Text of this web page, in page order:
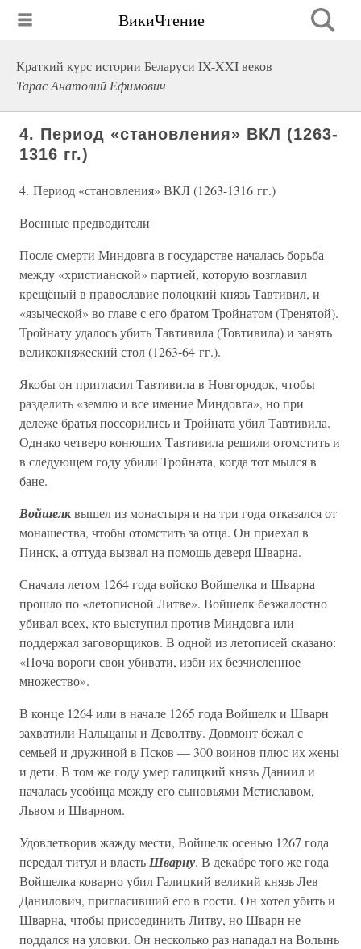
ВикиЧтение
Краткий курс истории Беларуси IX-XXI веков
Тарас Анатолий Ефимович
4. Период «становления» ВКЛ (1263-
1316 гг.)
4. Период «становления» ВКЛ (1263-1316 гг.)
Военные предводители
После смерти Миндовга в государстве началась борьба
между «христианской» партией, которую возглавил
крещёный в православие полоцкий князь Тавтивил, и
«языческой» во главе с его братом Тройнатом (Тренятой).
Тройнату удалось убить Тавтивила (Товтивила) и занять
великокняжеский стол (1263-64 гг.).
Якобы он пригласил Тавтивила в Новгородок, чтобы
разделить «землю и все имение Миндовга», но при
дележе братья поссорились и Тройната убил Тавтивила.
Однако четверо конюших Тавтивила решили отомстить и
в следующем году убили Тройната, когда тот мылся в
бане.
Войшелквышел из монастыря и на три года отказался от
монашества, чтобы отомстить за отца. Он приехал в
Пинск, а оттуда вызвал на помощь деверя Шварна.
Сначала летом 1264 года войско Войшелка и Шварна
прошло по «летописной Литве». Войшелк безжалостно
убивал всех, кто выступил против Миндовга или
поддержал заговорщиков. В одной из летописей сказано:
«Поча вороги свои убивати, изби их безчисленное
множество».
В конце 1264 или в начале 1265 года Войшелк и Шварн
захватили Нальщаны и Деволтву. Довмонт бежал с
семьей и дружиной в Псков — 300 воинов плюс их жены
и дети. В том же году умер галицкий князь Даниил и
началась усобица между его сыновьями Мстиславом,
Львом и Шварном.
Удовлетворив жажду мести, Войшелк осенью 1267 года
передал титул и властьШварну. В декабре того же года
Войшелка коварно убил Галицкий великий князь Лев
Данилович, пригласивший его в гости. Он хотел убить и
Шварна, чтобы присоединить Литву, но Шварн не
поддался на уловки. Он несколько раз нападал на Волынь